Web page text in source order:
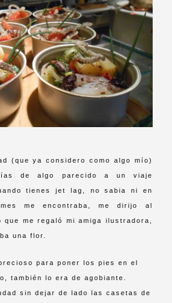
(que ya considero como algo mío)
de algo parecido a un viaje
tienes jet lag, no sabia ni en
me encontraba, me dirijo al
que me regaló mi amiga ilustradora,
una flor.
para poner los pies en el
también lo era de agobiante.
sin dejar de lado las casetas de